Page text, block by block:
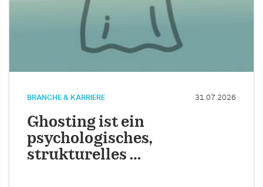
BRANCHE & KARRIERE 31.07.2026
Ghosting ist ein
psychologisches,
strukturelles …